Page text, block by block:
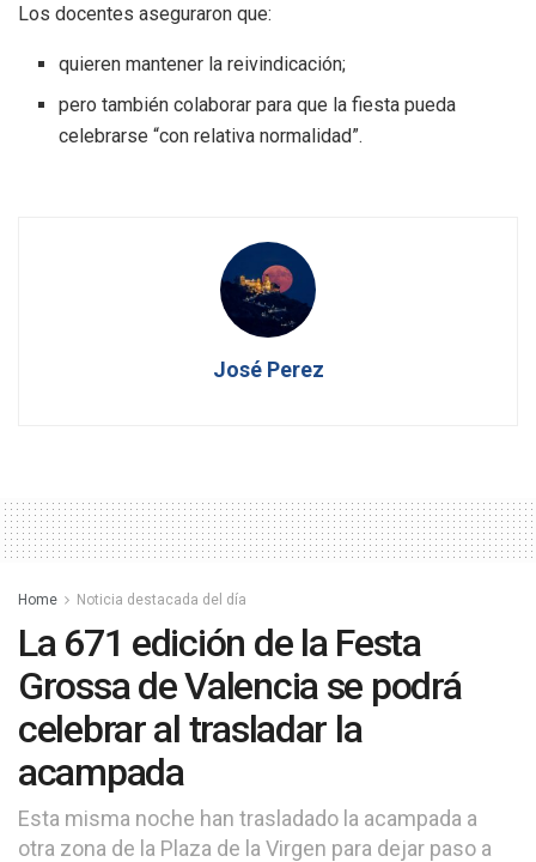
Los docentes aseguraron que:
quieren mantener la reivindicación;
pero también colaborar para que la fiesta pueda
celebrarse “con relativa normalidad”.
José Perez
Home Noticia destacada del día
La 671 edición de la Festa
Grossa de Valencia se podrá
celebrar al trasladar la
acampada
Esta misma noche han trasladado la acampada a
otra zona de la Plaza de la Virgen para dejar paso a